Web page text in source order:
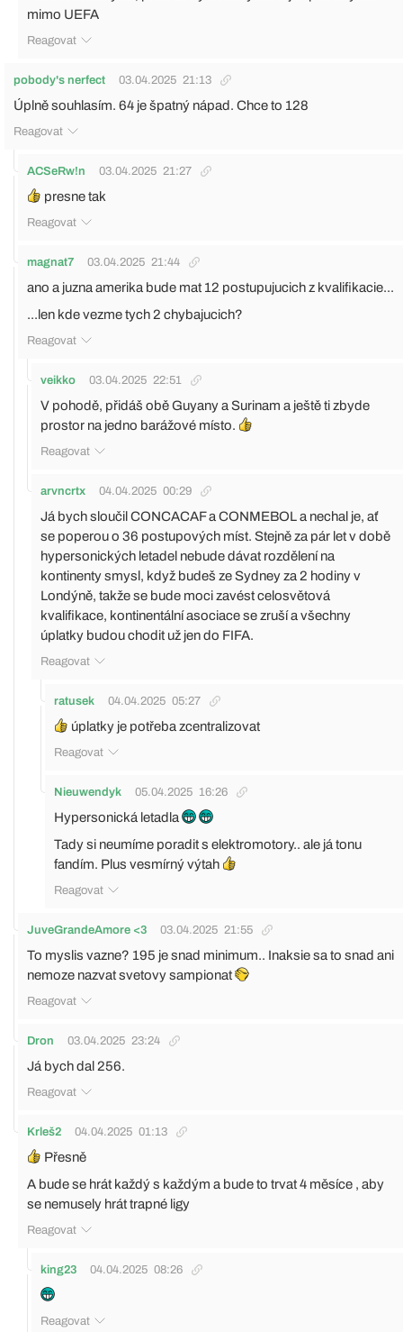
mimo UEFA
Reagovat
pobody's nerfect 03.04.2025 21:13
Úplně souhlasím. 64 je špatný nápad. Chce to 128
Reagovat
ACSeRw!n 03.04.2025 21:27
presne tak
Reagovat
magnat7 03.04.2025 21:44
ano a juzna amerika bude mat 12 postupujucich z kvalifikacie...
...len kde vezme tych 2 chybajucich?
Reagovat
veikko 03.04.2025 22:51
V pohodě, přidáš obě Guyany a Surinam a ještě ti zbyde
prostor na jedno barážové místo.
Reagovat
arvncrtx 04.04.2025 00:29
Já bych sloučil CONCACAF a CONMEBOL a nechal je, ať
se poperou o 36 postupových míst. Stejně za pár let v době
hypersonických letadel nebude dávat rozdělení na
kontinenty smysl, když budeš ze Sydney za 2 hodiny v
Londýně, takže se bude moci zavést celosvětová
kvalifikace, kontinentální asociace se zruší a všechny
úplatky budou chodit už jen do FIFA.
Reagovat
ratusek 04.04.2025 05:27
úplatky je potřeba zcentralizovat
Reagovat
Nieuwendyk 05.04.2025 16:26
Hypersonická letadla
Tady si neumíme poradit s elektromotory.. ale já tonu
fandím. Plus vesmírný výtah
Reagovat
JuveGrandeAmore <3 03.04.2025 21:55
To myslis vazne? 195 je snad minimum.. Inaksie sa to snad ani
nemoze nazvat svetovy sampionat
Reagovat
Dron 03.04.2025 23:24
Já bych dal 256.
Reagovat
Krleš2 04.04.2025 01:13
Přesně
A bude se hrát každý s každým a bude to trvat 4 měsíce , aby
se nemusely hrát trapné ligy
Reagovat
king23 04.04.2025 08:26
Reagovat